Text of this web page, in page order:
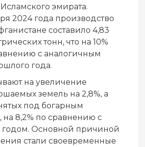
эмирата.
2024 года производство
составило 4,83
тонн, что на 10%
с аналогичным
года.
на увеличение
земель на 2,8%, а
под богарным
8,2% по сравнению с
Основной причиной
стали своевременные